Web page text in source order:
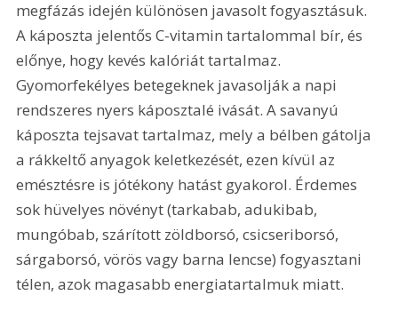
megfázás idején különösen javasolt fogyasztásuk.
A káposzta jelentős C-vitamin tartalommal bír, és
előnye, hogy kevés kalóriát tartalmaz.
Gyomorfekélyes betegeknek javasolják a napi
rendszeres nyers káposztalé ivását. A savanyú
káposzta tejsavat tartalmaz, mely a bélben gátolja
a rákkeltő anyagok keletkezését, ezen kívül az
emésztésre is jótékony hatást gyakorol. Érdemes
sok hüvelyes növényt (tarkabab, adukibab,
mungóbab, szárított zöldborsó, csicseriborsó,
sárgaborsó, vörös vagy barna lencse) fogyasztani
télen, azok magasabb energiatartalmuk miatt.